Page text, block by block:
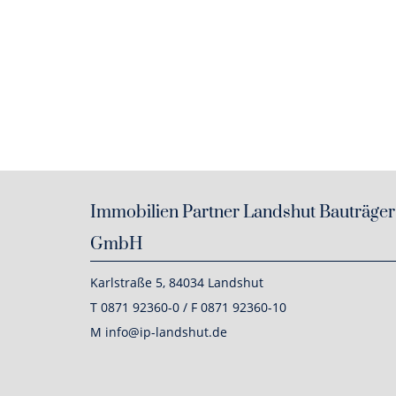
Immobilien Partner Landshut Bauträger
GmbH
Karlstraße 5, 84034 Landshut
T 0871 92360-0 / F 0871 92360-10
M info@ip-landshut.de